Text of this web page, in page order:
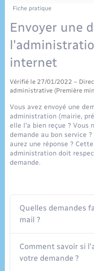
Plan interactif
Publications
Etat-civil - Papiers
Mariage – PACS
Parrainage civil
Recensement
Logement -
Loisirs
Nouvel habitant
Numérique
Organisation
Sécurité -
Seniors
Transports
Transports scolaires
Travaux -
Fiche pratique
Envoyer une
internet
Vérifié le 27/01/2022 –
administrative (Première
Vous avez envoyé une
administration (mairie,
elle l'a bien reçue ? Vous
demande au bon service
aurez une réponse ?
administration doit
demande.
Quelles demandes
mail ?
Comment savoir si
votre demande ?